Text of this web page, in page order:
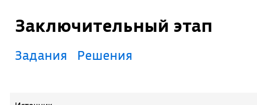
Заключительный этап
Задания Решения